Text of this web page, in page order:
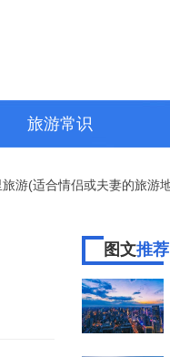
旅游常识
(适合情侣或夫妻的旅游地点)
图文推荐